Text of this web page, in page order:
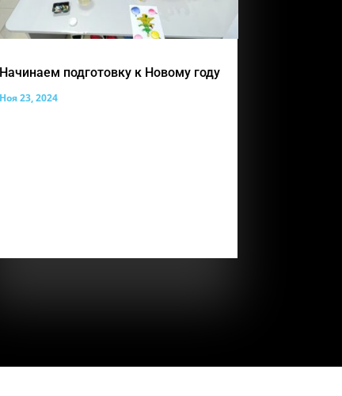
Начинаем подготовку к Новому году
Ноя 23, 2024